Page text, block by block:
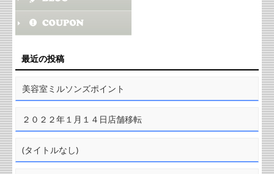
最近の投稿
美容室ミルソンズポイント
２０２２年１月１４日店舗移転
(タイトルなし)